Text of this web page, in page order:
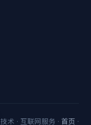
术 · 互联网服务 · 首页 ·